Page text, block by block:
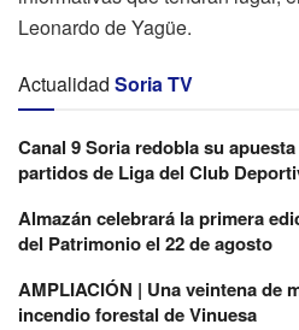
Leonardo de Yagüe.
Actualidad Soria TV
Canal 9 Soria redobla su
partidos de Liga del Club
Almazán celebrará la primera
del Patrimonio el 22 de agosto
AMPLIACIÓN | Una veintena de
incendio forestal de Vinuesa